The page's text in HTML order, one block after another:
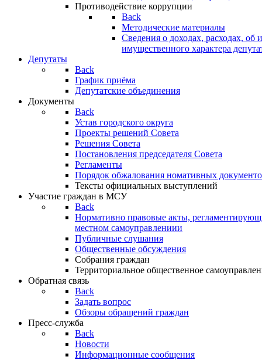
Противодействие коррупции
Back
Методические материалы
Сведения о доходах, расходах, об
имущественного характера
Депутаты
Back
График приёма
Депутатские объединения
Документы
Back
Устав городского округа
Проекты решений Совета
Решения Совета
Постановления председателя Совета
Регламенты
Порядок обжалования номативных
Тексты официальных выступлений
Участие граждан в МСУ
Back
Нормативно правовые акты,
местном самоуправлениии
Публичные слушания
Общественные обсуждения
Собрания граждан
Территориальное общественное
Обратная связь
Back
Задать вопрос
Обзоры обращений граждан
Пресс-служба
Back
Новости
Информационные сообщения